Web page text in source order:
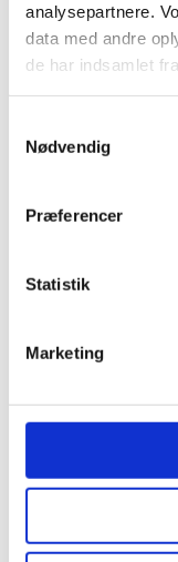
analysepartnere.
data med andre
de har indsamlet
Nødvendig
Præferencer
Statistik
Marketing
Her er alle
Rainbow